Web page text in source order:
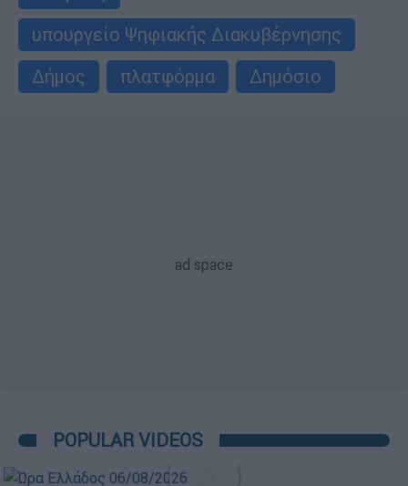
υπουργείο Ψηφιακής Διακυβέρνησης
Δήμος
πλατφόρμα Δημόσιο
POPULAR VIDEOS